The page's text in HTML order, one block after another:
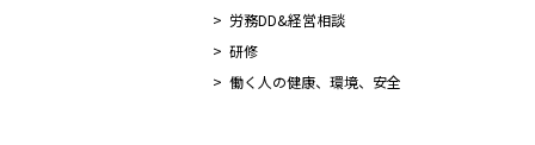
労務DD&経営相談
研修
働く人の健康、環境、安全